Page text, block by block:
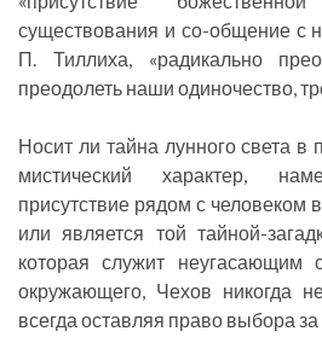
существования и со-общение с
П. Тиллиха, «радикально
преодолеть наши одиночество,
Носит ли тайна лунного света в
мистический характер,
присутствие рядом с человеком
или является той тайной-
которая служит неугасающим
окружающего, Чехов никогда
всегда оставляя право выбора